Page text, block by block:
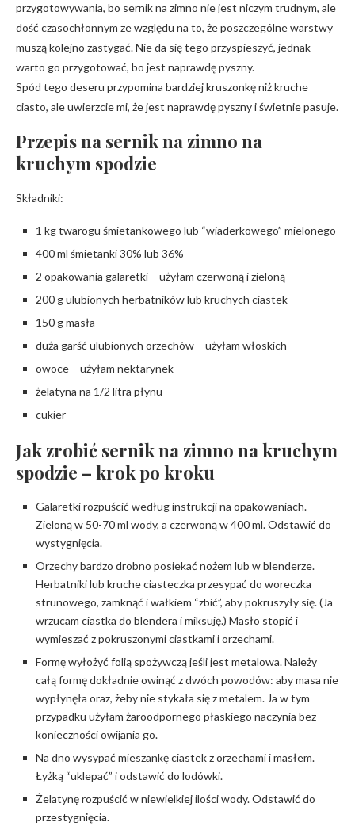
przygotowywania, bo sernik na zimno nie jest niczym trudnym, ale
dość czasochłonnym ze względu na to, że poszczególne warstwy
muszą kolejno zastygać. Nie da się tego przyspieszyć, jednak
warto go przygotować, bo jest naprawdę pyszny.
Spód tego deseru przypomina bardziej kruszonkę niż kruche
ciasto, ale uwierzcie mi, że jest naprawdę pyszny i świetnie pasuje.
Przepis na sernik na zimno na
kruchym spodzie
Składniki:
1 kg twarogu śmietankowego lub “wiaderkowego” mielonego
400 ml śmietanki 30% lub 36%
2 opakowania galaretki – użyłam czerwoną i zieloną
200 g ulubionych herbatników lub kruchych ciastek
150 g masła
duża garść ulubionych orzechów – użyłam włoskich
owoce – użyłam nektarynek
żelatyna na 1/2 litra płynu
cukier
Jak zrobić sernik na zimno na kruchym
spodzie – krok po kroku
Galaretki rozpuścić według instrukcji na opakowaniach.
Zieloną w 50-70 ml wody, a czerwoną w 400 ml. Odstawić do
wystygnięcia.
Orzechy bardzo drobno posiekać nożem lub w blenderze.
Herbatniki lub kruche ciasteczka przesypać do woreczka
strunowego, zamknąć i wałkiem “zbić”, aby pokruszyły się. (Ja
wrzucam ciastka do blendera i miksuję.) Masło stopić i
wymieszać z pokruszonymi ciastkami i orzechami.
Formę wyłożyć folią spożywczą jeśli jest metalowa. Należy
całą formę dokładnie owinąć z dwóch powodów: aby masa nie
wypłynęła oraz, żeby nie stykała się z metalem. Ja w tym
przypadku użyłam żaroodpornego płaskiego naczynia bez
konieczności owijania go.
Na dno wysypać mieszankę ciastek z orzechami i masłem.
Łyżką “uklepać” i odstawić do lodówki.
Żelatynę rozpuścić w niewielkiej ilości wody. Odstawić do
przestygnięcia.